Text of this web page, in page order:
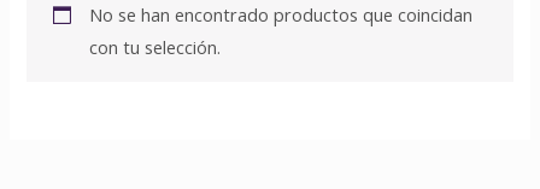
No se han encontrado productos que coincidan
con tu selección.